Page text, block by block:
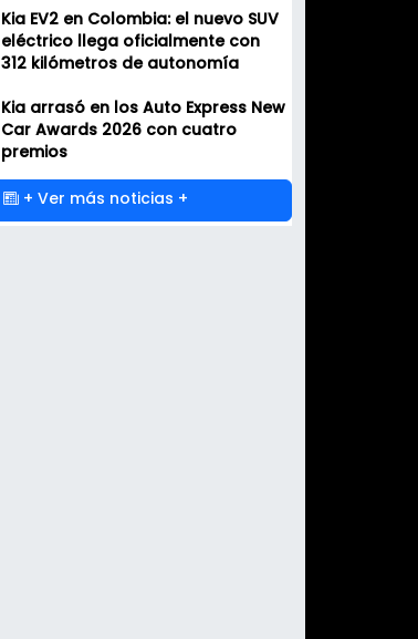
Kia EV2 en Colombia: el nuevo SUV
eléctrico llega oficialmente con
312 kilómetros de autonomía
Kia arrasó en los Auto Express New
Car Awards 2026 con cuatro
premios
+ Ver más noticias +